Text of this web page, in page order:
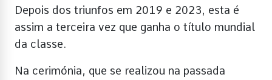
Depois dos triunfos em 2019 e 2023, esta é
assim a terceira vez que ganha o título mundial
da classe.
Na cerimónia, que se realizou na passada